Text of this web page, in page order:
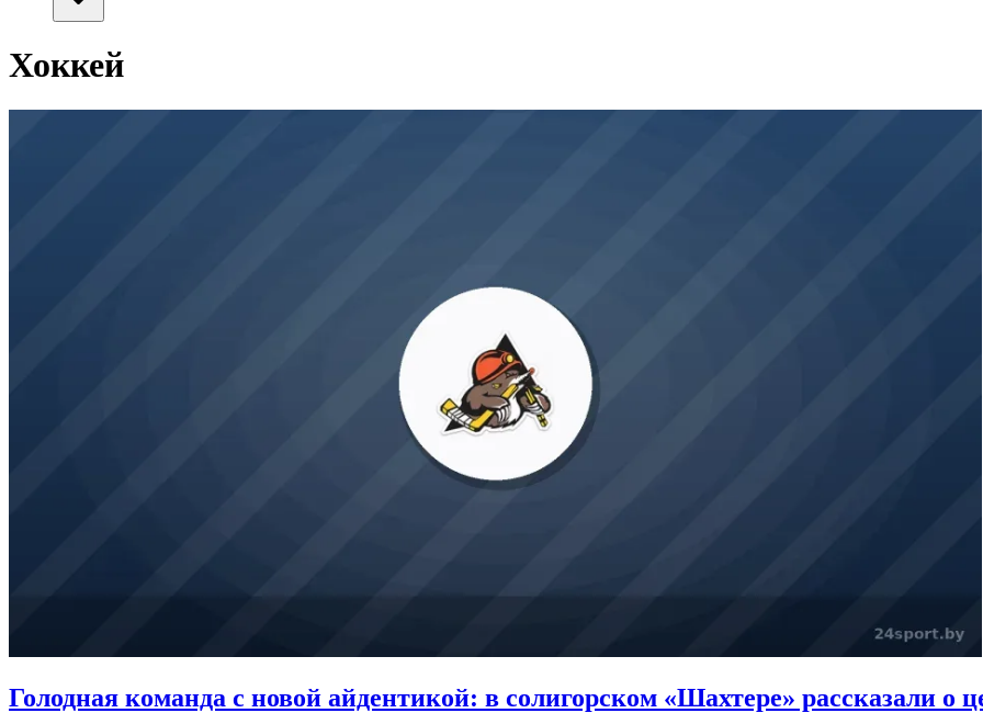
Хоккей
Голодная команда с новой айдентикой: в солигорском «Шахтере» рассказали о